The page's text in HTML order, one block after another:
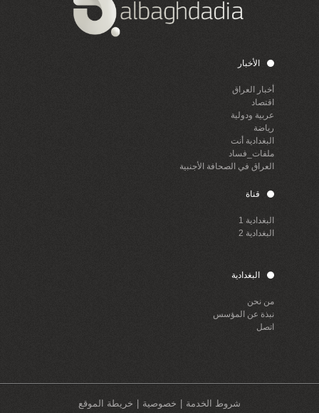
الأخبار
أخبار العراق
اقتصاد
عربية ودولية
رياضة
البغدادية أنت
ملفات_فساد
العراق في الصحافة الأجنبية
قناة
البغدادية 1
البغدادية 2
البغدادية
من نحن
نبذة عن المؤسس
اتصل
شروط الخدمة خصوصية خريطة الموقع